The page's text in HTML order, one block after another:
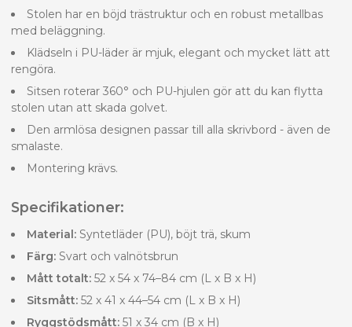
Stolen har en böjd trästruktur och en robust metallbas
med beläggning.
Klädseln i PU-läder är mjuk, elegant och mycket lätt att
rengöra.
Sitsen roterar 360° och PU-hjulen gör att du kan flytta
stolen utan att skada golvet.
Den armlösa designen passar till alla skrivbord - även de
smalaste.
Montering krävs.
Specifikationer:
Material: Syntetläder (PU), böjt trä, skum
Färg: Svart och valnötsbrun
Mått totalt: 52 x 54 x 74–84 cm (L x B x H)
Sitsmått: 52 x 41 x 44–54 cm (L x B x H)
Ryggstödsmått: 51 x 34 cm (B x H)